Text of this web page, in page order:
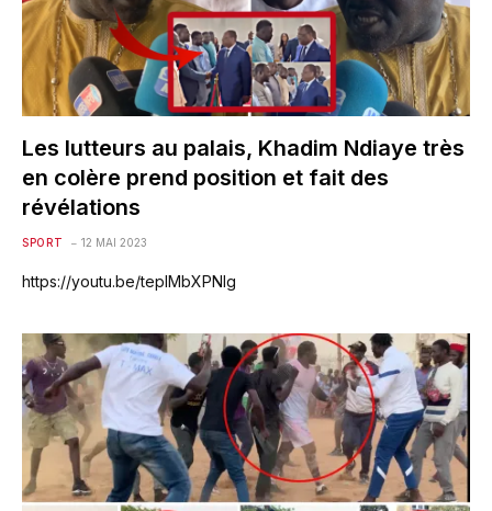
Les lutteurs au palais, Khadim Ndiaye très
en colère prend position et fait des
révélations
SPORT 12 MAI 2023
https://youtu.be/tepIMbXPNIg